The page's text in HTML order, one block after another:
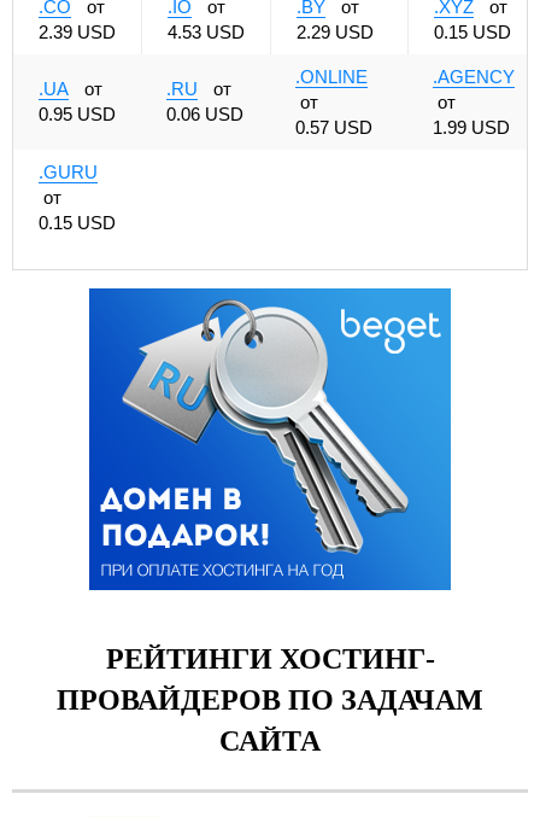
.CO
от
2.39 USD
.IO
от
4.53 USD
.BY
от
2.29 USD
.XYZ
от
0.15 USD
.UA
от
0.95 USD
.RU
от
0.06 USD
.ONLINE
от
0.57 USD
.AGENCY
от
1.99 USD
.GURU
от
0.15 USD
РЕЙТИНГИ ХОСТИНГ-
ПРОВАЙДЕРОВ ПО ЗАДАЧАМ
САЙТА